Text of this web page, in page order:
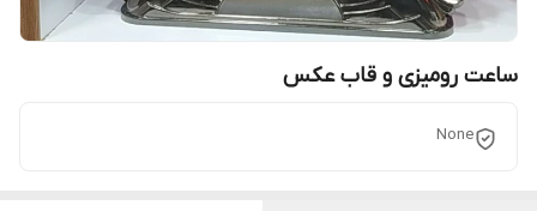
ساعت رومیزی و قاب عکس
None